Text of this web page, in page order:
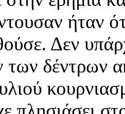
ήταν
Δεν
δέντρων